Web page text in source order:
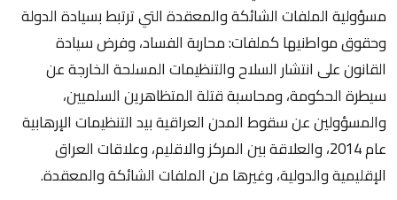
مسؤولية الملفات الشائكة والمعقدة التي ترتبط بسيادة الدولة
وحقوق مواطنيها كملفات: محاربة الفساد، وفرض سيادة
القانون على انتشار السلاح والتنظيمات المسلحة الخارجة عن
سيطرة الحكومة، ومحاسبة قتلة المتظاهرين السلميين،
والمسؤولين عن سقوط المدن العراقية بيد التنظيمات الإرهابية
عام 2014، والعلاقة بين المركز والاقليم، وعلاقات العراق
الإقليمية والدولية، وغيرها من الملفات الشائكة والمعقدة.